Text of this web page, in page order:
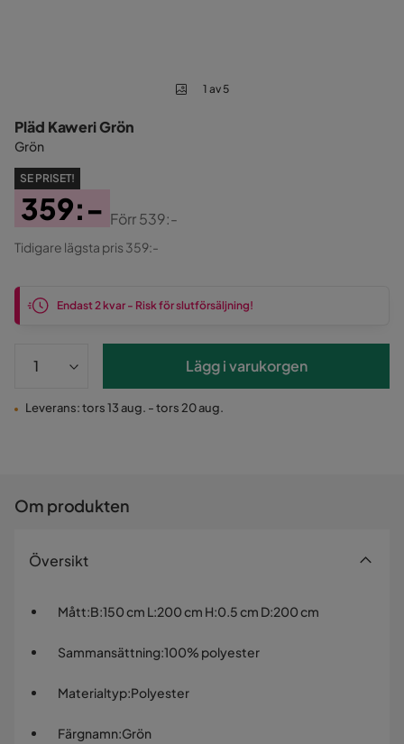
1 av 5
Pläd Kaweri Grön
Grön
SE PRISET!
Pris
359:-
Original
Pris
Förr539:-
Tidigare lägsta pris 359:-
Endast 2 kvar - Risk för slutförsäljning!
Lägg i varukorgen
Leverans: tors 13 aug. - tors 20 aug.
Om produkten
Översikt
Mått:B:150 cm L:200 cm H:0.5 cm D:200 cm
Sammansättning:100% polyester
Materialtyp:Polyester
Färgnamn:Grön